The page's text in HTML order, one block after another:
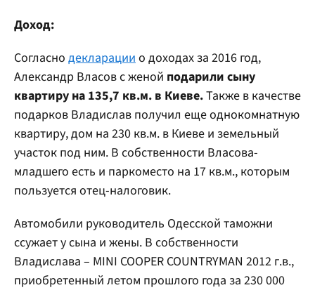
Доход:
Согласно декларациио доходах за 2016 год,
Александр Власов с женой подарили сыну
квартиру на 135,7 кв.м. в Киеве.Также в качестве
подарков Владислав получил еще однокомнатную
квартиру, дом на 230 кв.м. в Киеве и земельный
участок под ним. В собственности Власова-
младшего есть и паркоместо на 17 кв.м., которым
пользуется отец-налоговик.
Автомобили руководитель Одесской таможни
ссужает у сына и жены. В собственности
Владислава – MINI COOPER COUNTRYMAN 2012 г.в.,
приобретенный летом прошлого года за 230 000